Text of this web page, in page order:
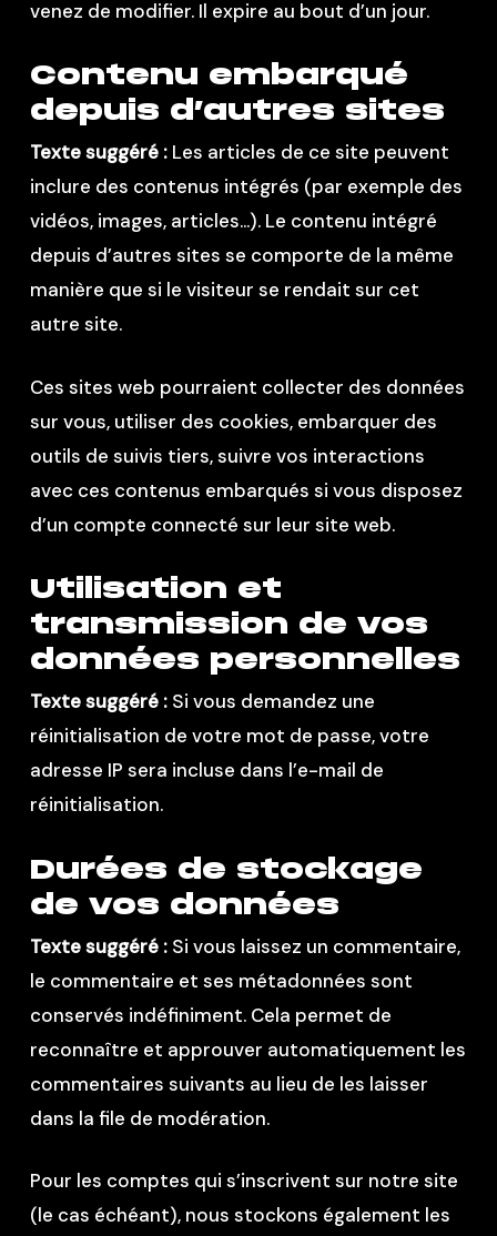
venez de modifier. Il expire au bout d’un jour.
Contenu embarqué
depuis d’autres sites
Texte suggéré : Les articles de ce site peuvent
inclure des contenus intégrés (par exemple des
vidéos, images, articles…). Le contenu intégré
depuis d’autres sites se comporte de la même
manière que si le visiteur se rendait sur cet
autre site.
Ces sites web pourraient collecter des données
sur vous, utiliser des cookies, embarquer des
outils de suivis tiers, suivre vos interactions
avec ces contenus embarqués si vous disposez
d’un compte connecté sur leur site web.
Utilisation et
transmission de vos
données personnelles
Texte suggéré : Si vous demandez une
réinitialisation de votre mot de passe, votre
adresse IP sera incluse dans l’e-mail de
réinitialisation.
Durées de stockage
de vos données
Texte suggéré : Si vous laissez un commentaire,
le commentaire et ses métadonnées sont
conservés indéfiniment. Cela permet de
reconnaître et approuver automatiquement les
commentaires suivants au lieu de les laisser
dans la file de modération.
Pour les comptes qui s’inscrivent sur notre site
(le cas échéant), nous stockons également les